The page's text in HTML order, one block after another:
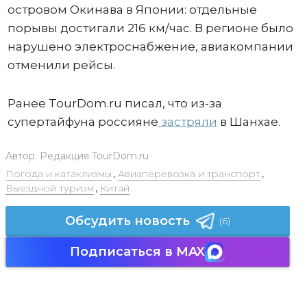
островом Окинава в Японии: отдельные
порывы достигали 216 км/час. В регионе было
нарушено электроснабжение, авиакомпании
отменили рейсы.
Ранее TourDom.ru писал, что из-за
супертайфуна россияне застряли в Шанхае.
Автор: Редакция TourDom.ru
Погода и катаклизмы , Авиаперевозка и транспорт,
Выездной туризм , Китай
Обсудить новость (6)
Подписаться в MAX